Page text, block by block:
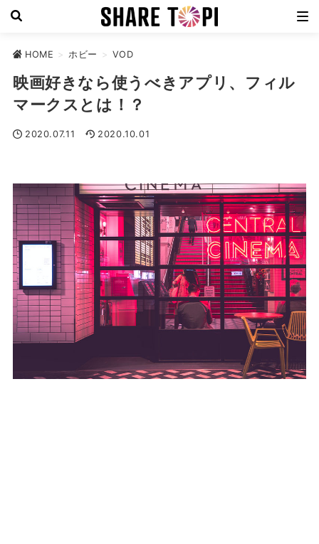
HOME > ホビー > VOD
映画好きなら使うべきアプリ、フィル
マークスとは！？
2020.07.11 2020.10.01